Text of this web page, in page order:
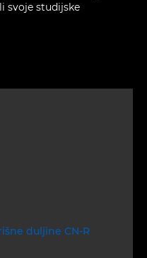
svoje studijske